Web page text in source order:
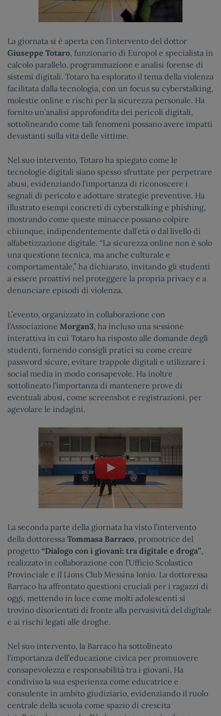
La giornata si è aperta con l’intervento del dottor
Giuseppe Totaro, funzionario di Europol e specialista in
calcolo parallelo, programmazione e analisi forense di
sistemi digitali. Totaro ha esplorato il tema della violenza
facilitata dalla tecnologia, con un focus su cyberstalking,
molestie online e rischi per la sicurezza personale. Ha
fornito un’analisi approfondita dei pericoli digitali,
sottolineando come tali fenomeni possano avere impatti
devastanti sulla vita delle vittime.
Nel suo intervento, Totaro ha spiegato come le
tecnologie digitali siano spesso sfruttate per perpetrare
abusi, evidenziando l’importanza di riconoscere i
segnali di pericolo e adottare strategie preventive. Ha
illustrato esempi concreti di cyberstalking e phishing,
mostrando come queste minacce possano colpire
chiunque, indipendentemente dall’età o dal livello di
alfabetizzazione digitale. “La sicurezza online non è solo
una questione tecnica, ma anche culturale e
comportamentale,” ha dichiarato, invitando gli studenti
a essere proattivi nel proteggere la propria privacy e a
denunciare episodi di violenza.
L’evento, organizzato in collaborazione con
l’Associazione Morgan3, ha incluso una sessione
interattiva in cui Totaro ha risposto alle domande degli
studenti, fornendo consigli pratici su come creare
password sicure, evitare trappole digitali e utilizzare i
social media in modo consapevole. Ha inoltre
sottolineato l’importanza di mantenere prove di
eventuali abusi, come screenshot e registrazioni, per
agevolare le indagini.
La seconda parte della giornata ha visto l’intervento
della dottoressa Tommasa Barraco, promotrice del
progetto “Dialogo con i giovani: tra digitale e droga”,
realizzato in collaborazione con l’Ufficio Scolastico
Provinciale e il Lions Club Messina Ionio. La dottoressa
Barraco ha affrontato questioni cruciali per i ragazzi di
oggi, mettendo in luce come molti adolescenti si
trovino disorientati di fronte alla pervasività del digitale
e ai rischi legati alle droghe.
Nel suo intervento, la Barraco ha sottolineato
l’importanza dell’educazione civica per promuovere
consapevolezza e responsabilità tra i giovani. Ha
condiviso la sua esperienza come educatrice e
consulente in ambito giudiziario, evidenziando il ruolo
centrale della scuola come spazio di crescita